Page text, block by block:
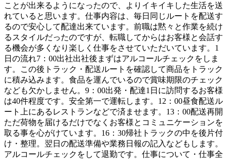
ことが出来るようになったので、よりイキイキした生活を送
れていると思います。仕事内容は、毎日同じルートを配送す
るので安心して配達出来ています。前職は黙々と作業を続け
るスタイルだったのですが、転職してからはお客様と会話す
る機会が多くなり楽しく仕事をさせていただいています。1
日の流れ7：00出社出社後まずはアルコールチェックをしま
す。この後トラック・配送ルートを確認して商品をトラック
に積み込みます。食品を運んでいるので賞味期限のチェック
なども欠かしません。9：00出発・配達1日に訪問するお客様
は40件程度です。安全第一で運転します。12：00昼食配送ル
ート上にあるレストランなどで済ませます。13：00配送再開
ただ荷物を届けるだけでなくお客様とコミュニケーションを
取る事を心がけています。16：30帰社トラックの中を後片付
け・整理。翌日の配送準備や業務日報の記入などもします。
アルコールチェックをして退勤です。仕事について・仕事全